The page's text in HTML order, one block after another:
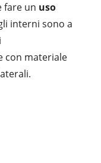
fare un uso
interni sono a
con materiale